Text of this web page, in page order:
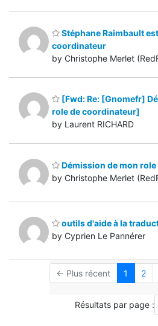
Stéphane Raimbault
coordinateur
by Christophe Merlet
[Fwd: Re: [Gnomefr]
role de coordinateur]
by Laurent RICHARD
Démission de mon
by Christophe Merlet
outils d'aide à la
by Cyprien Le Pannérer
← Plus récent 1 2
Résultats par page :